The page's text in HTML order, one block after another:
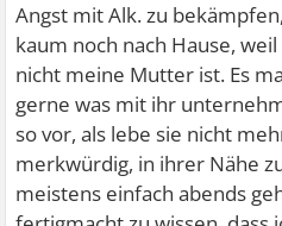
Angst mit Alk. zu
kaum noch nach Hause,
nicht meine Mutter ist. Es
gerne was mit ihr
so vor, als lebe sie nicht
merkwürdig, in ihrer Nähe
meistens einfach abends